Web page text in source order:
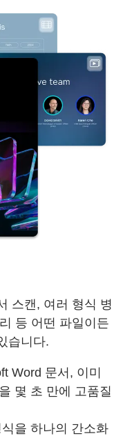
스캔, 여러 형식 병
등 어떤 파일이든
습니다.
Word 문서, 이미
몇 초 만에 고품질
을 하나의 간소화